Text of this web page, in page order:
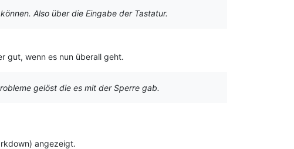
Also über die Eingabe der Tastatur.
gut, wenn es nun überall geht.
gelöst die es mit der Sperre gab.
angezeigt.